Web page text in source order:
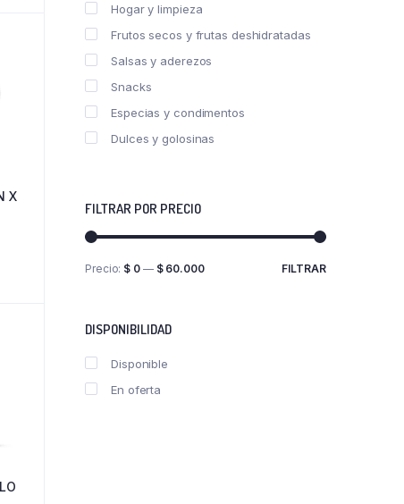
X
Hogar y limpieza
Frutos secos y frutas deshidratadas
Salsas y aderezos
Snacks
Especias y condimentos
Dulces y golosinas
FILTRAR POR PRECIO
Precio
Precio
FILTRAR
Precio: $ 0— $ 60.000
DISPONIBILIDAD
Disponible
En oferta